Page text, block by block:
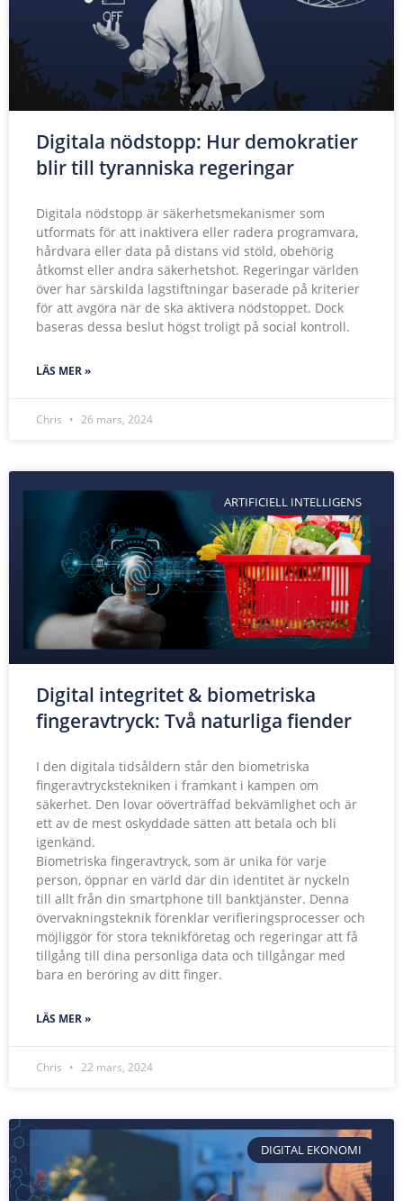
Digitala nödstopp: Hur demokratier
blir till tyranniska regeringar
Digitala nödstopp är säkerhetsmekanismer som
utformats för att inaktivera eller radera programvara,
hårdvara eller data på distans vid stöld, obehörig
åtkomst eller andra säkerhetshot. Regeringar världen
över har särskilda lagstiftningar baserade på kriterier
för att avgöra när de ska aktivera nödstoppet. Dock
baseras dessa beslut högst troligt på social kontroll.
LÄS MER »
Chris 26 mars, 2024
ARTIFICIELL INTELLIGENS
Digital integritet & biometriska
fingeravtryck: Två naturliga fiender
I den digitala tidsåldern står den biometriska
fingeravtryckstekniken i framkant i kampen om
säkerhet. Den lovar oöverträffad bekvämlighet och är
ett av de mest oskyddade sätten att betala och bli
igenkänd.
Biometriska fingeravtryck, som är unika för varje
person, öppnar en värld där din identitet är nyckeln
till allt från din smartphone till banktjänster. Denna
övervakningsteknik förenklar verifieringsprocesser och
möjliggör för stora teknikföretag och regeringar att få
tillgång till dina personliga data och tillgångar med
bara en beröring av ditt finger.
LÄS MER »
Chris 22 mars, 2024
DIGITAL EKONOMI